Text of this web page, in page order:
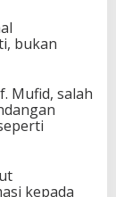
bukan
Mufid, salah
kepada